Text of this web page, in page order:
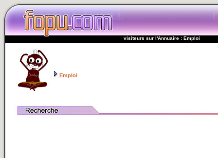
visiteurs sur l'Annuaire : Emploi
Emploi